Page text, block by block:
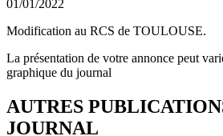
01/01/2022
Modification au RCS de TOULOUSE.
La présentation de votre annonce peut
graphique du journal
AUTRES
JOURNAL